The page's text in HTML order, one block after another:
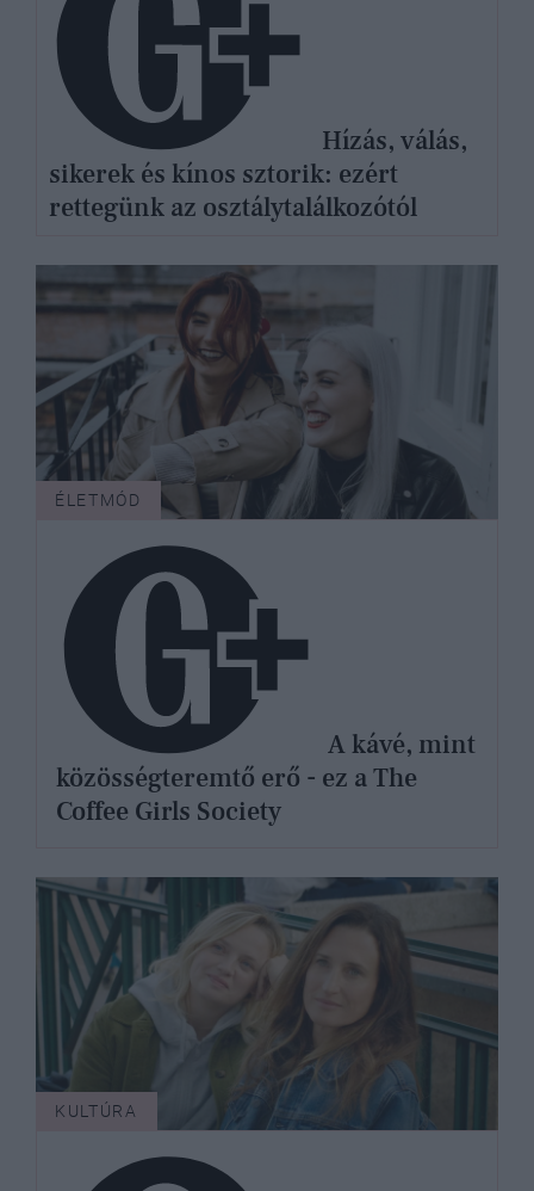
sikerek és kínos sztorik: ezért
rettegünk az osztálytalálkozótól
ÉLETMÓD
A kávé, mint
közösségteremtő erő - ez a The
Coffee Girls Society
KULTÚRA